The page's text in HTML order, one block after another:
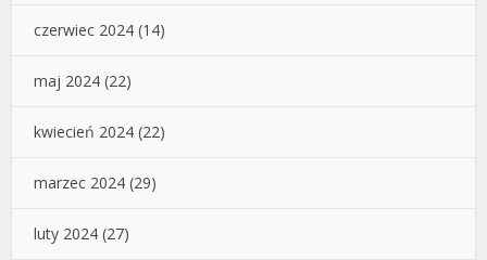
czerwiec 2024 (14)
maj 2024 (22)
kwiecień 2024 (22)
marzec 2024 (29)
luty 2024 (27)